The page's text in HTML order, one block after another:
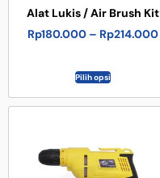
Alat Lukis / Air Brush Kit
Rp180.000 – Rp214.000
Pilih opsi